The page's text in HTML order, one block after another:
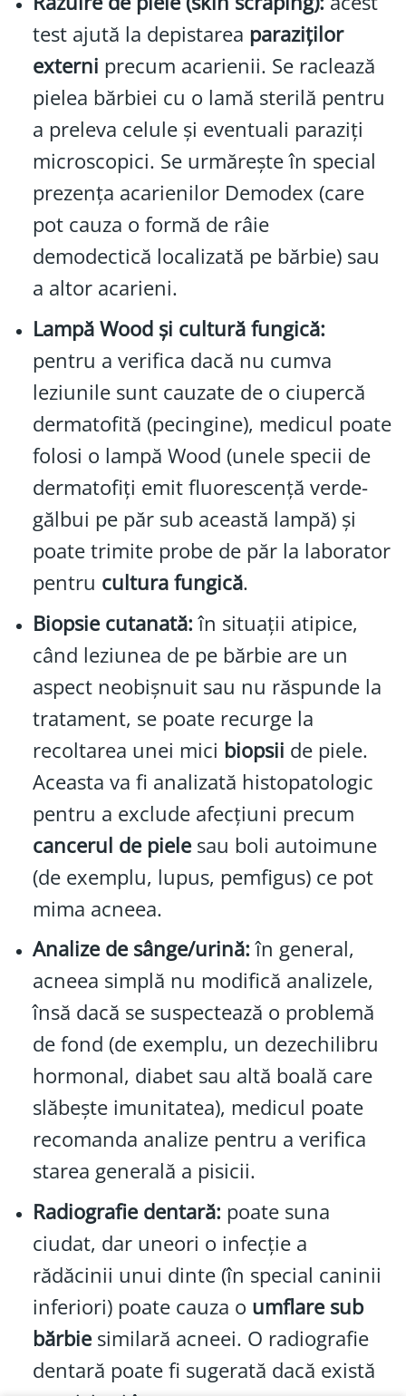
test ajută la depistarea paraziților
externi precum acarienii. Se raclează
pielea bărbiei cu o lamă sterilă pentru
a preleva celule și eventuali paraziți
microscopici. Se urmărește în special
prezența acarienilor Demodex (care
pot cauza o formă de râie
demodectică localizată pe bărbie) sau
a altor acarieni.
Lampă Wood și cultură fungică:
pentru a verifica dacă nu cumva
leziunile sunt cauzate de o ciupercă
dermatofită (pecingine), medicul poate
folosi o lampă Wood (unele specii de
dermatofiți emit fluorescență verde-
gălbui pe păr sub această lampă) și
poate trimite probe de păr la laborator
pentru cultura fungică.
Biopsie cutanată:în situații atipice,
când leziunea de pe bărbie are un
aspect neobișnuit sau nu răspunde la
tratament, se poate recurge la
recoltarea unei mici biopsii de piele.
Aceasta va fi analizată histopatologic
pentru a exclude afecțiuni precum
cancerul de pielesau boli autoimune
(de exemplu, lupus, pemfigus) ce pot
mima acneea.
Analize de sânge/urină:în general,
acneea simplă nu modifică analizele,
însă dacă se suspectează o problemă
de fond (de exemplu, un dezechilibru
hormonal, diabet sau altă boală care
slăbește imunitatea), medicul poate
recomanda analize pentru a verifica
starea generală a pisicii.
Radiografie dentară: poate suna
ciudat, dar uneori o infecție a
rădăcinii unui dinte (în special caninii
inferiori) poate cauza o umflare sub
bărbiesimilară acneei. O radiografie
dentară poate fi sugerată dacă există